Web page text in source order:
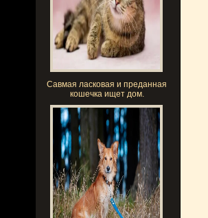
Савмая ласковая и преданная
кошечка ищет дом.